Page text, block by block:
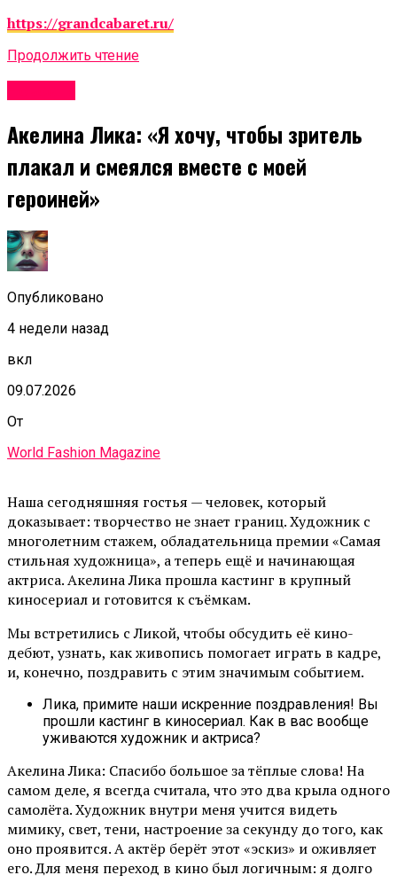
https://grandcabaret.ru/
Продолжить чтение
Акелина Лика: «Я хочу, чтобы зритель
плакал и смеялся вместе с моей
героиней»
Опубликовано
4 недели назад
вкл
09.07.2026
От
World Fashion Magazine
Наша сегодняшняя гостья — человек, который
доказывает: творчество не знает границ. Художник с
многолетним стажем, обладательница премии «Самая
стильная художница», а теперь ещё и начинающая
актриса. Акелина Лика прошла кастинг в крупный
киносериал и готовится к съёмкам.
Мы встретились с Ликой, чтобы обсудить её кино-
дебют, узнать, как живопись помогает играть в кадре,
и, конечно, поздравить с этим значимым событием.
Лика, примите наши искренние поздравления! Вы
прошли кастинг в киносериал. Как в вас вообще
уживаются художник и актриса?
Акелина Лика: Спасибо большое за тёплые слова! На
самом деле, я всегда считала, что это два крыла одного
самолёта. Художник внутри меня учится видеть
мимику, свет, тени, настроение за секунду до того, как
оно проявится. А актёр берёт этот «эскиз» и оживляет
его. Для меня переход в кино был логичным: я долго